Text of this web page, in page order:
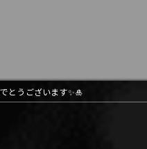
とうございます✨🎍